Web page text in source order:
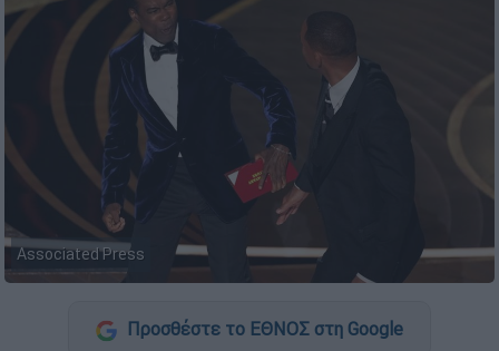
Associated Press
Προσθέστε το ΕΘΝΟΣ στη Google